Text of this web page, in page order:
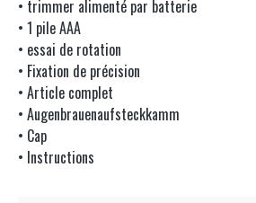
• trimmer alimenté par batterie
• 1 pile AAA
• essai de rotation
• Fixation de précision
• Article complet
• Augenbrauenaufsteckkamm
• Cap
• Instructions